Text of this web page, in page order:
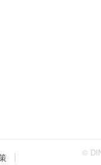
©